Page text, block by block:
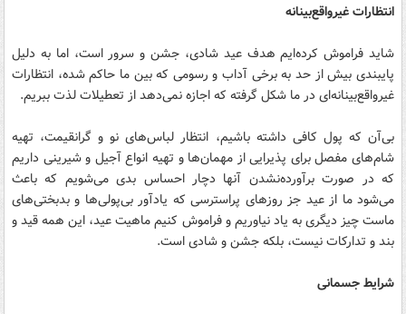
انتظارات غیرواقع‌بینانه
شاید فراموش کرده‌ایم هدف عید شادی، جشن و سرور است، اما به دلیل
پایبندی بیش از حد به برخی آداب و رسومی که بین ما حاکم شده، انتظارات
غیرواقع‌بینانه‌ای در ما شکل گرفته که اجازه نمی‌دهد از تعطیلات لذت ببریم.
بی‌آن که پول کافی داشته باشیم، انتظار لباس‌های نو و گرانقیمت، تهیه
شام‌های مفصل برای پذیرایی از مهمان‌ها و تهیه انواع آجیل و شیرینی داریم
که در صورت برآورده‌نشدن آنها دچار احساس بدی می‌شویم که باعث
می‌شود ما از عید جز روزهای پراسترسی که یادآور بی‌پولی‌ها و بدبختی‌های
ماست چیز دیگری به یاد نیاوریم و فراموش کنیم ماهیت عید، این همه قید و
بند و تدارکات نیست، بلکه جشن و شادی است.
شرایط جسمانی